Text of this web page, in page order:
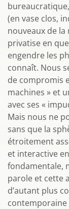
(en vase clos,
nouveaux de
privatise en
engendre les
connaît. Nous
de compromis
machines » et
avec ses «
Mais nous ne
sans que la
étroitement
et interactive
fondamentale,
parole et cette
d’autant plus
contemporaine